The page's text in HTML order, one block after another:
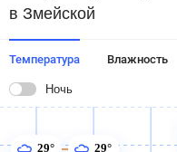
в Змейской
Температура Влажность
Ночь
29° 29°